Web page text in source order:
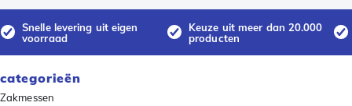
Snelle levering uit eigen
voorraad
Keuze uit meer dan 20.000
producten
categorieën
Zakmessen